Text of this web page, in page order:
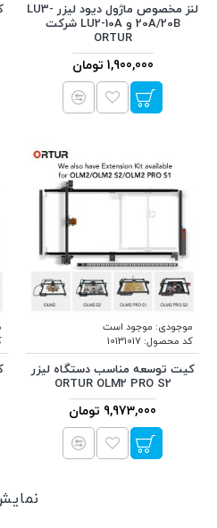
لنز مخصوص ماژول دیود لیزر LU3-
20A/20B و LU2-10A شرکت
ORTUR
1,900,000 تومان
موجودی: موجود است
کد محصول:10131017
کیت توسعه مناسب دستگاه لیزر
ORTUR OLM2 PRO S2
9,973,000 تومان
نمایش 1 تا 16 از 16